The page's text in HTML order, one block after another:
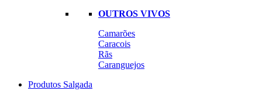
OUTROS VIVOS
Camarões
Caracois
Rãs
Caranguejos
Produtos Salgada